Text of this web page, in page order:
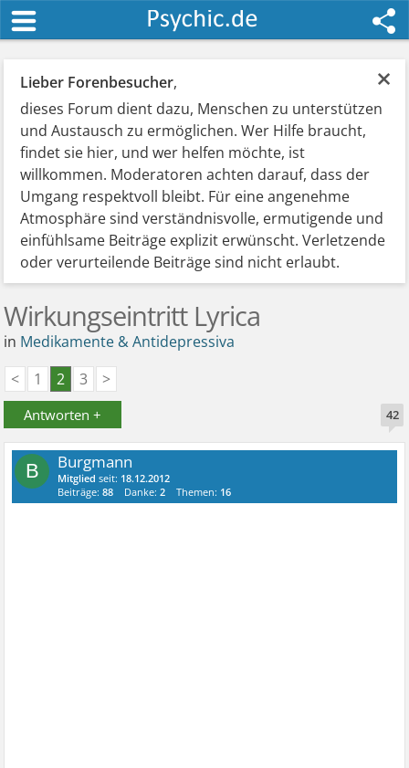
×
Lieber Forenbesucher,
dieses Forum dient dazu, Menschen zu unterstützen
und Austausch zu ermöglichen. Wer Hilfe braucht,
findet sie hier, und wer helfen möchte, ist
willkommen. Moderatoren achten darauf, dass der
Umgang respektvoll bleibt. Für eine angenehme
Atmosphäre sind verständnisvolle, ermutigende und
einfühlsame Beiträge explizit erwünscht. Verletzende
oder verurteilende Beiträge sind nicht erlaubt.
Wirkungseintritt Lyrica
in Medikamente & Antidepressiva
<
1 2 3 >
Antworten + 42
B Burgmann
Mitglied seit: 18.12.2012
Beiträge:88 Danke:2 Themen: 16